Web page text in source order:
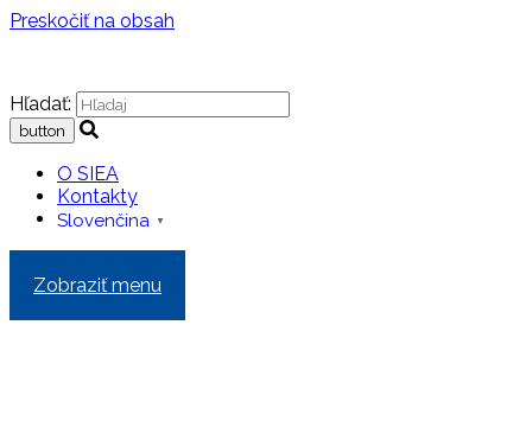
Preskočiť na obsah
Hľadať:
O SIEA
Kontakty
Slovenčina ▼
Zobraziť menu